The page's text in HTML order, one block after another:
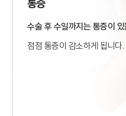
통증
수술 후 수일까지는 통증이
점점 통증이 감소하게 됩니다.